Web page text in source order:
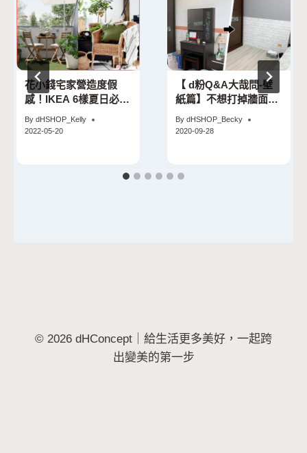
花小錢宅家營造度假
感！IKEA 6樣夏日必敗
By dHSHOP_Kelly
2022-05-20
【 d粉Q&A大哉問-壁
紙篇】不想打掉牆面磁
嗎？
By dHSHOP_Becky
2020-09-28
© 2026 dHConcept｜給生活更多美好，一起跨
出變美的第一步